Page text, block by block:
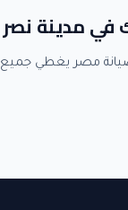
في مدينة
مصر يغطي